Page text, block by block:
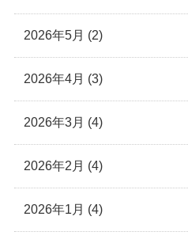
2026年5月 (2)
2026年4月 (3)
2026年3月 (4)
2026年2月 (4)
2026年1月 (4)